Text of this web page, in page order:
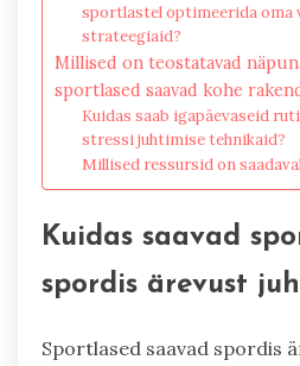
sportlastel optimeerida oma
strateegiaid?
Millised on teostatavad
sportlased saavad kohe
Kuidas saab igapäevaseid
stressi juhtimise tehnikaid?
Millised ressursid on
Kuidas saavad
spordis ärevust
Sportlased saavad spordis